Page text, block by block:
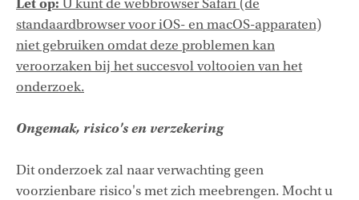
Let op: U kunt de webbrowser Safari (de
standaardbrowser voor iOS- en macOS-apparaten)
niet gebruiken omdat deze problemen kan
veroorzaken bij het succesvol voltooien van het
onderzoek.
Ongemak, risico's en verzekering
Dit onderzoek zal naar verwachting geen
voorzienbare risico's met zich meebrengen. Mocht u